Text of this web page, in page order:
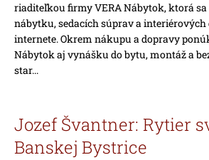
riaditeľkou firmy VERA Nábytok, ktorá sa
nábytku, sedacích súprav a
internete. Okrem nákupu a dopravy
Nábytok aj vynášku do bytu, montáž a
star...
Jozef Švantner: Rytier
Banskej Bystrice